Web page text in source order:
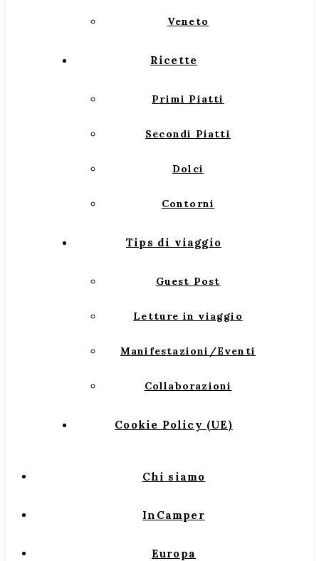
Veneto
Ricette
Primi Piatti
Secondi Piatti
Dolci
Contorni
Tips di viaggio
Guest Post
Letture in viaggio
Manifestazioni/Eventi
Collaborazioni
Cookie Policy (UE)
Chi siamo
InCamper
Europa